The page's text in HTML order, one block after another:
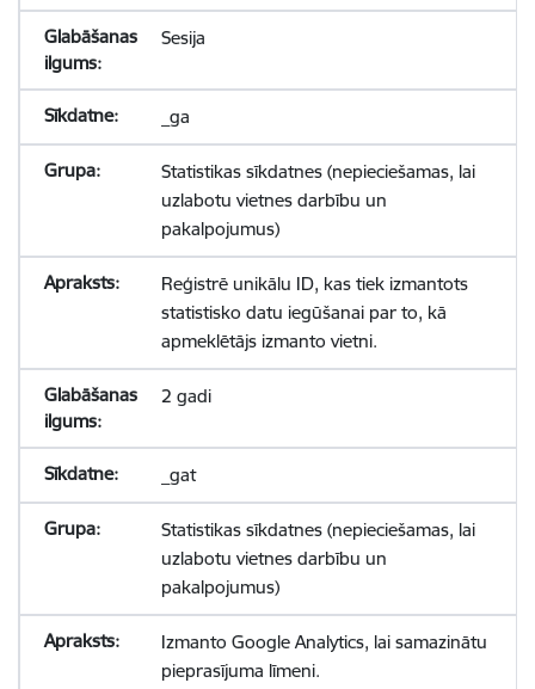
Sesija
_ga
Statistikas sīkdatnes (nepieciešamas, lai
uzlabotu vietnes darbību un
pakalpojumus)
Reģistrē unikālu ID, kas tiek izmantots
statistisko datu iegūšanai par to, kā
apmeklētājs izmanto vietni.
2 gadi
_gat
Statistikas sīkdatnes (nepieciešamas, lai
uzlabotu vietnes darbību un
pakalpojumus)
Izmanto Google Analytics, lai samazinātu
pieprasījuma līmeni.